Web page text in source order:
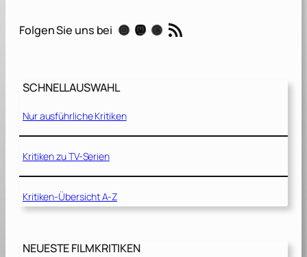
t
e
R
o
b
[
2
1
Folgen Sie uns bei Instagram Mastodon Threads RSS-Feed
SCHNELLAUSWAHL
Nur ausführliche Kritiken
Kritiken zu TV-Serien
Kritiken-Übersicht A-Z
NEUESTE FILMKRITIKEN